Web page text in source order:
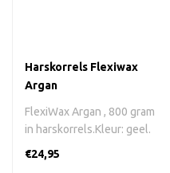
Harskorrels Flexiwax
Argan
FlexiWax Argan , 800 gram
in harskorrels.Kleur: geel.
€24,95